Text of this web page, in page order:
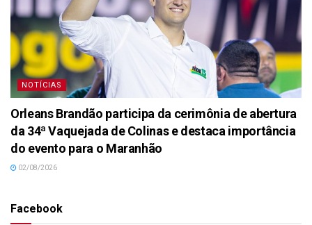
NOTÍCIAS
Orleans Brandão participa da cerimônia de abertura
da 34ª Vaquejada de Colinas e destaca importância
do evento para o Maranhão
02/08/2026
Facebook